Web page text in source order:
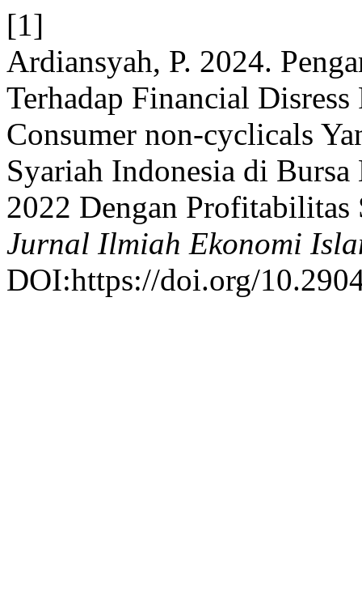
[1]
Ardiansyah, P. 2024.
Terhadap Financial Disress
Consumer non-cyclicals
Syariah Indonesia di
2022 Dengan Profitabilitas
Jurnal Ilmiah Ekonomi
DOI:https://doi.org/